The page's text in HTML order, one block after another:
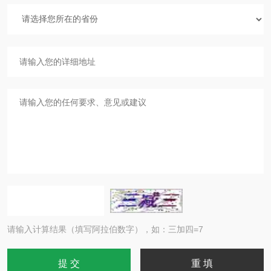
请输入计算结果（填写阿拉伯数字），如：三加四=7